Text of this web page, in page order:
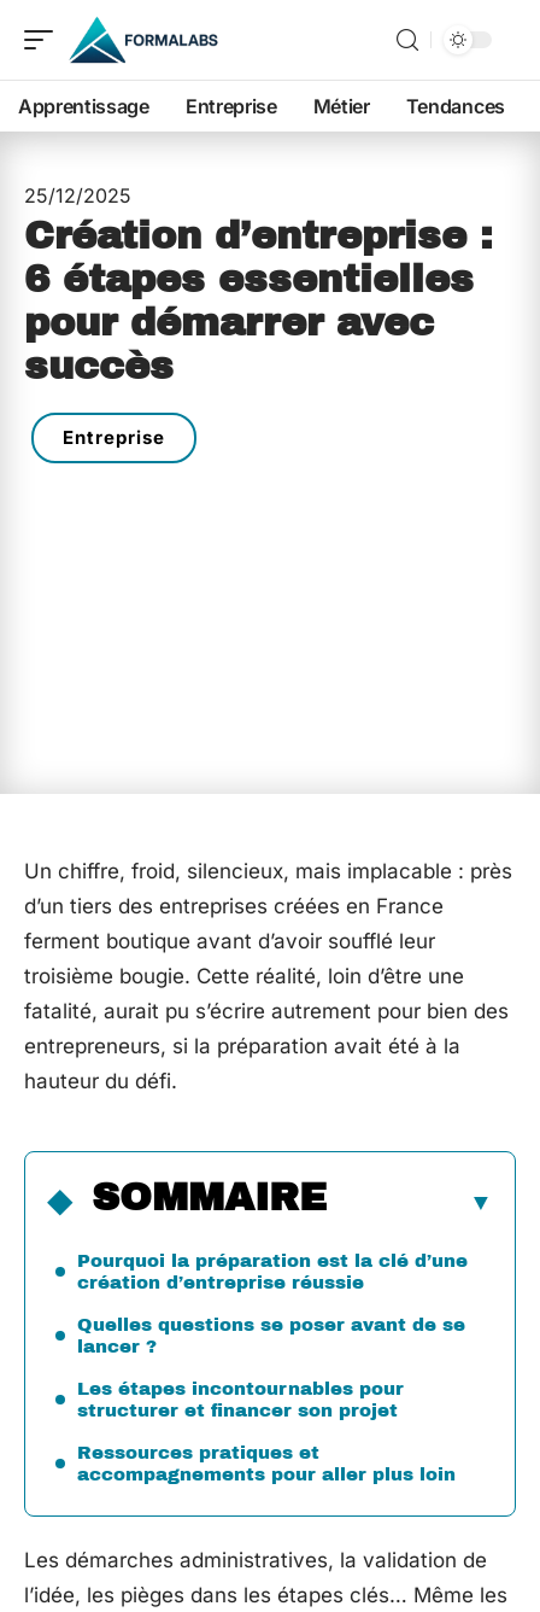
Apprentissage Entreprise Métier Tendances
25/12/2025
Création d’entreprise :
6 étapes essentielles
pour démarrer avec
succès
Entreprise
Un chiffre, froid, silencieux, mais implacable : près
d’un tiers des entreprises créées en France
ferment boutique avant d’avoir soufflé leur
troisième bougie. Cette réalité, loin d’être une
fatalité, aurait pu s’écrire autrement pour bien des
entrepreneurs, si la préparation avait été à la
hauteur du défi.
SOMMAIRE
Pourquoi la préparation est la clé d’une
création d’entreprise réussie
Quelles questions se poser avant de se
lancer ?
Les étapes incontournables pour
structurer et financer son projet
Ressources pratiques et
accompagnements pour aller plus loin
Les démarches administratives, la validation de
l’idée, les pièges dans les étapes clés… Même les